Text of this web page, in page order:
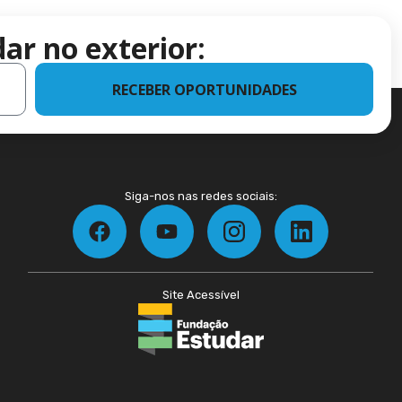
no exterior:
RECEBER OPORTUNIDADES
Siga-nos nas redes sociais:
Site Acessível